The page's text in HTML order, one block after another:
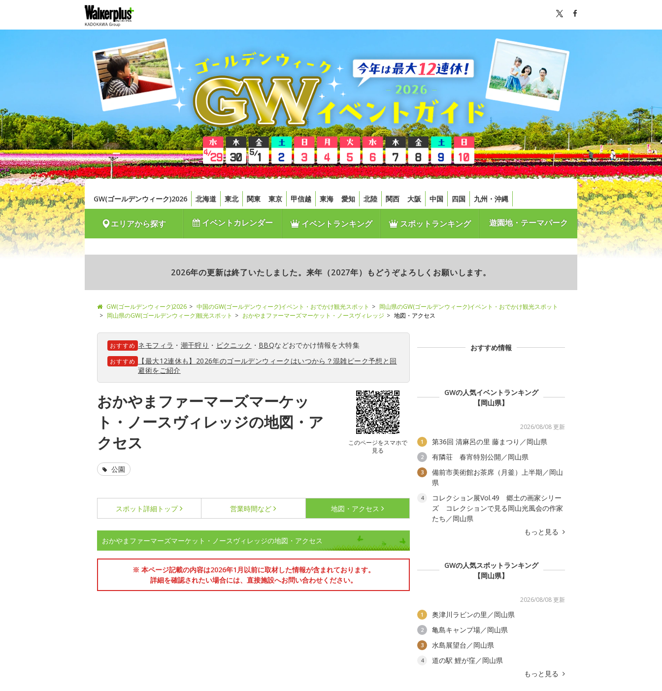
GW(ゴールデンウィーク)2026 北海道 東北 関東 東京 甲信越 東海 愛知 北陸 関西 大阪 中国 四国 九州・沖縄
エリアから探す イベントカレンダー イベントランキング スポットランキング 遊園地・テーマパーク
2026年の更新は終了いたしました。来年（2027年）もどうぞよろしくお願いします。
GW(ゴールデンウィーク)2026 中国のGW(ゴールデンウィーク)イベント・おでかけ観光スポット
岡山県のGW(ゴールデンウィーク)イベント・おでかけ観光スポット
岡山県のGW(ゴールデンウィーク)観光スポット
おかやまファーマーズマーケット・ノースヴィレッジ 地図・アクセス
おすすめ ネモフィラ ・ 潮干狩り ・ ピクニック ・ BBQなどおでかけ情報を大特集
おすすめ
【最大12連休も】2026年のゴールデンウィークはいつから？混雑ピーク予想と回
避術をご紹介
おかやまファーマーズマーケッ
ト・ノースヴィレッジの地図・ア
クセス
このページをスマホで
見る
公園
スポット詳細 トップ 営業時間など 地図・アクセス
おかやまファーマーズマーケット・ノースヴィレッジの地図・アクセス
※ 本ページ記載の内容は2026年1月以前に取材した情報が含まれております。
詳細を確認されたい場合には、直接施設へお問い合わせください。
おすすめ情報
GWの人気イベントランキング
【岡山県】
2026/08/08 更新
1 第36回 清麻呂の里 藤まつり／岡山県
2 有隣荘 春宵特別公開／岡山県
3
備前市美術館お茶席（月釜）上半期／岡山
県
4
コレクション展Vol.49 郷土の画家シリー
ズ コレクションで見る岡山光風会の作家
たち／岡山県
もっと見る
GWの人気スポットランキング
【岡山県】
2026/08/08 更新
1 奥津川ラビンの里／岡山県
2 亀島キャンプ場／岡山県
3 水島展望台／岡山県
4
道の駅 鯉が窪／岡山県
もっと見る